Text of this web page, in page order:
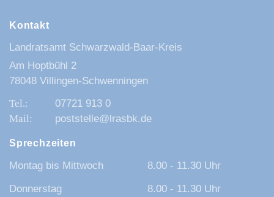
Kontakt
Landratsamt Schwarzwald-Baar-Kreis
Am Hoptbühl 2
78048 Villingen-Schwenningen
07721 913 0
poststelle@lrasbk.de
Sprechzeiten
Montag bis Mittwoch
8.00 - 11.30 Uhr
Donnerstag
8.00 - 11.30 Uhr